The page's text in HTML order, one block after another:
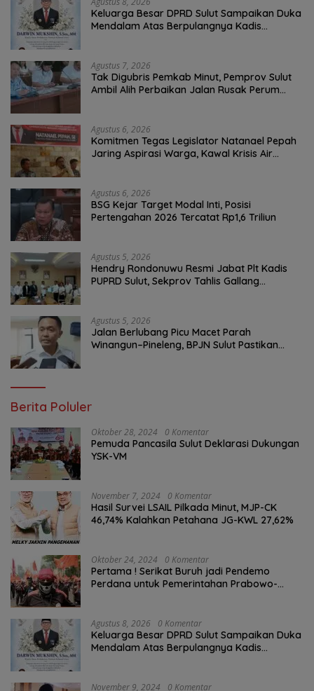
Keluarga Besar DPRD Sulut Sampaikan Duka
Mendalam Atas Berpulangnya Kadis
Agustus 7, 2026
Tak Digubris Pemkab Minut, Pemprov Sulut
Ambil Alih Perbaikan Jalan Rusak Perum
Agustus 6, 2026
Komitmen Tegas Legislator Natanael Pepah
Jaring Aspirasi Warga, Kawal Krisis Air
Agustus 6, 2026
BSG Kejar Target Modal Inti, Posisi
Pertengahan 2026 Tercatat Rp1,6 Triliun
Agustus 5, 2026
Hendry Rondonuwu Resmi Jabat Plt Kadis
PUPRD Sulut, Sekprov Tahlis Gallang
Agustus 5, 2026
Jalan Berlubang Picu Macet Parah
Winangun–Pineleng, BPJN Sulut Pastikan
Berita Poluler
Oktober 28, 2024 0 Komentar
Pemuda Pancasila Sulut Deklarasi Dukungan
YSK-VM
November 7, 2024 0 Komentar
Hasil Survei LSAIL Pilkada Minut, MJP-CK
46,74% Kalahkan Petahana JG-KWL 27,62%
Oktober 24, 2024 0 Komentar
Pertama ! Serikat Buruh jadi Pendemo
Perdana untuk Pemerintahan Prabowo-
Agustus 8, 2026 0 Komentar
Keluarga Besar DPRD Sulut Sampaikan Duka
Mendalam Atas Berpulangnya Kadis
November 9, 2024 0 Komentar